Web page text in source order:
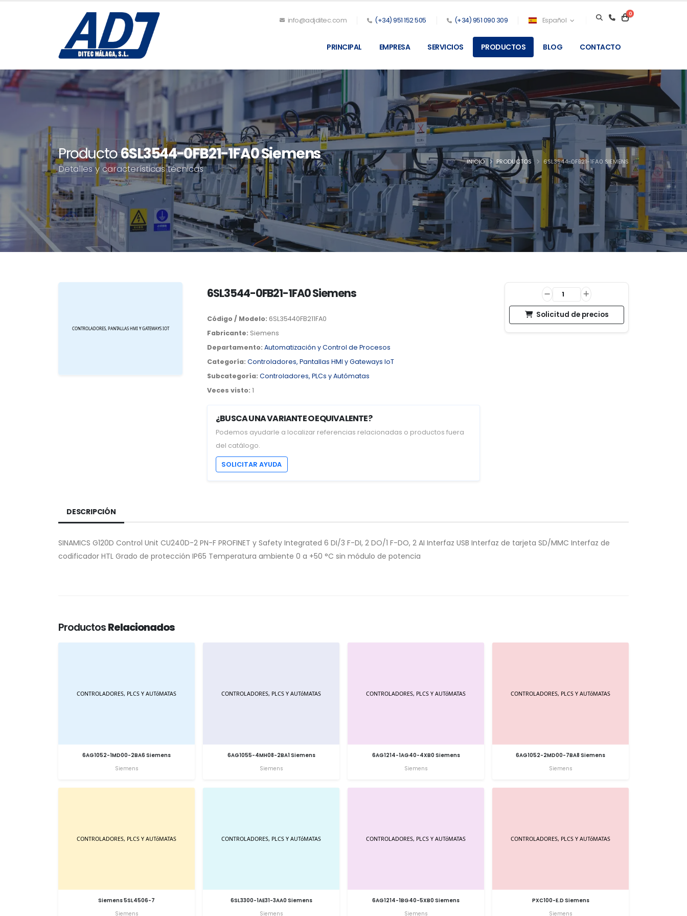
info@adjditec.com (+34) 951 152 505 (+34) 951 090 309 Español
0
PRINCIPAL EMPRESA SERVICIOS PRODUCTOS BLOG CONTACTO
Producto6SL3544-0FB21-1FA0 Siemens
Detalles y características técnicas
INICIO PRODUCTOS 6SL3544-0FB21-1FA0 SIEMENS
6SL3544-0FB21-1FA0 Siemens
Código / Modelo: 6SL35440FB211FA0
Fabricante: Siemens
Departamento: Automatización y Control de Procesos
Categoría: Controladores, Pantallas HMI y Gateways IoT
Subcategoría: Controladores, PLCs y Autómatas
Veces visto: 1
¿BUSCA UNA VARIANTE O EQUIVALENTE?
Podemos ayudarle a localizar referencias relacionadas o productos fuera
del catálogo.
SOLICITAR AYUDA
Solicitud de precios
DESCRIPCIÓN
SINAMICS G120D Control Unit CU240D-2 PN-F PROFINET y Safety Integrated 6 DI/3 F-DI, 2 DO/1 F-DO, 2 AI Interfaz USB Interfaz de tarjeta SD/MMC Interfaz de
codificador HTL Grado de protección IP65 Temperatura ambiente 0 a +50 °C sin módulo de potencia
ProductosRelacionados
6AG1052-1MD00-2BA6 Siemens
Siemens
6AG1055-4MH08-2BA1 Siemens
Siemens
6AG1214-1AG40-4XB0 Siemens
Siemens
6AG1052-2MD00-7BA8 Siemens
Siemens
Siemens 5SL4506-7
Siemens
6SL3300-1AE31-3AA0 Siemens
Siemens
6AG1214-1BG40-5XB0 Siemens
Siemens
PXC100-E.D Siemens
Siemens